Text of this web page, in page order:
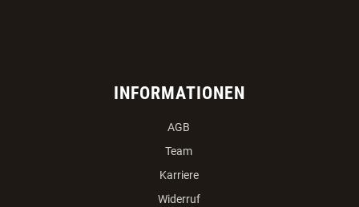
INFORMATIONEN
AGB
Team
Karriere
Widerruf